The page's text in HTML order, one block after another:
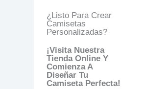
¿Listo Para Crear
Camisetas
Personalizadas?
¡Visita Nuestra
Tienda Online Y
Comienza A
Diseñar Tu
Camiseta Perfecta!